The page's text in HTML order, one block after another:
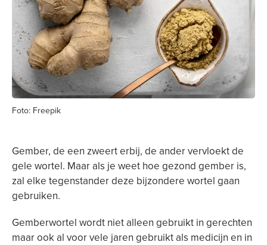
Foto: Freepik
Gember, de een zweert erbij, de ander vervloekt de
gele wortel. Maar als je weet hoe gezond gember is,
zal elke tegenstander deze bijzondere wortel gaan
gebruiken.
Gemberwortel wordt niet alleen gebruikt in gerechten
maar ook al voor vele jaren gebruikt als medicijn en in